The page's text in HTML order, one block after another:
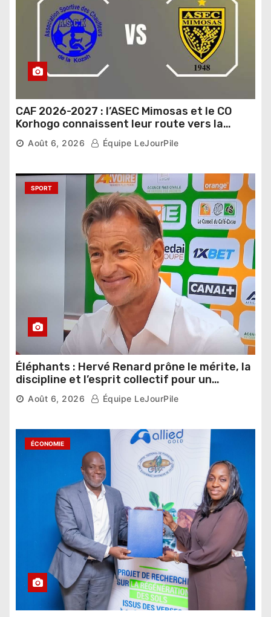
CAF 2026-2027 : l’ASEC Mimosas et le CO
Korhogo connaissent leur route vers la
phase de groupes
Août 6, 2026 Équipe LeJourPile
SPORT
Éléphants : Hervé Renard prône le mérite, la
discipline et l’esprit collectif pour un
nouveau départ
Août 6, 2026 Équipe LeJourPile
ÉCONOMIE